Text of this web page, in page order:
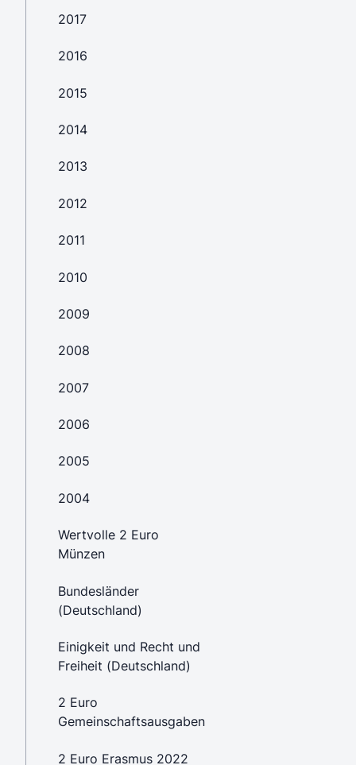
2017
2016
2015
2014
2013
2012
2011
2010
2009
2008
2007
2006
2005
2004
Wertvolle 2 Euro
Münzen
Bundesländer
(Deutschland)
Einigkeit und Recht und
Freiheit (Deutschland)
2 Euro
Gemeinschaftsausgaben
2 Euro Erasmus 2022